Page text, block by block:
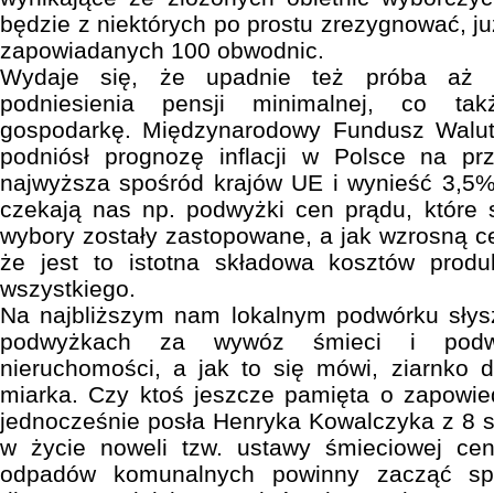
będzie z niektórych po prostu zrezygnować,
zapowiadanych 100 obwodnic.
Wydaje się, że upadnie też próba aż
podniesienia pensji minimalnej, co
gospodarkę. Międzynarodowy Fundusz
podniósł prognozę inflacji w Polsce na
najwyższa spośród krajów UE i wynieść
czekają nas np. podwyżki cen prądu, które
wybory zostały zastopowane, a jak wzrosną
że jest to istotna składowa kosztów
wszystkiego.
Na najbliższym nam lokalnym podwórku
podwyżkach za wywóz śmieci i
nieruchomości, a jak to się mówi, ziarnko
miarka. Czy ktoś jeszcze pamięta o
jednocześnie posła Henryka Kowalczyka z 8
w życie noweli tzw. ustawy śmieciowej
odpadów komunalnych powinny zacząć